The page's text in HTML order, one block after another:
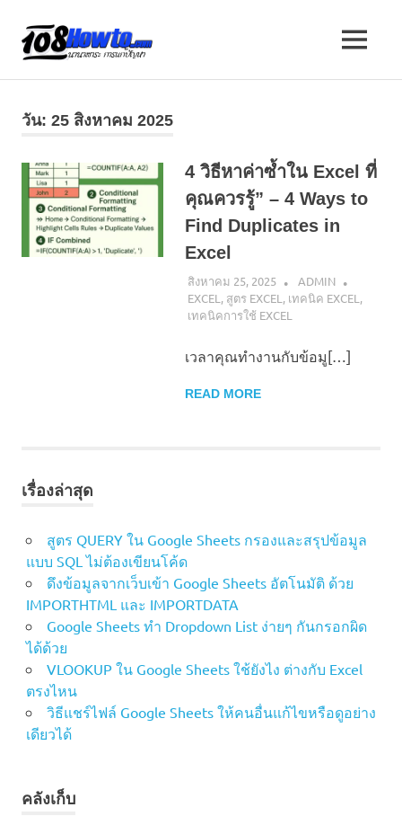
content
HOW
TO
นานา
สาระ
น่า
รู้
การ
ทำ
ความ
เกี่ยว
กับ
MENU
วัน: 25 สิงหาคม 2025
4 วิธีหาค่าซ้ำใน Excel ที่
คุณควรรู้” – 4 Ways to
Find Duplicates in
Excel
สิงหาคม 25, 2025
ADMIN
EXCEL , สูตร EXCEL , เทคนิค EXCEL ,
เทคนิคการใช้ EXCEL
เวลาคุณทำงานกับข้อมู[…]
READ MORE
เรื่องล่าสุด
สูตร QUERY ใน Google Sheets กรองและสรุปข้อมูล
แบบ SQL ไม่ต้องเขียนโค้ด
ดึงข้อมูลจากเว็บเข้า Google Sheets อัตโนมัติ ด้วย
IMPORTHTML และ IMPORTDATA
Google Sheets ทำ Dropdown List ง่ายๆ กันกรอกผิด
ได้ด้วย
VLOOKUP ใน Google Sheets ใช้ยังไง ต่างกับ Excel
ตรงไหน
วิธีแชร์ไฟล์ Google Sheets ให้คนอื่นแก้ไขหรือดูอย่าง
เดียวได้
คลังเก็บ